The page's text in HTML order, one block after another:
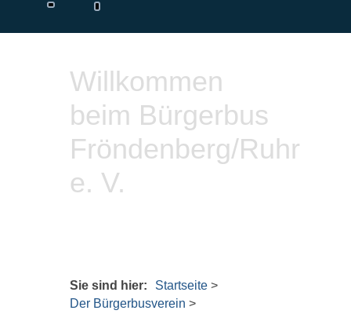
Willkommen
beim Bürgerbus
Fröndenberg/Ruhr
e. V.
Sie sind hier: Startseite >
Der Bürgerbusverein >